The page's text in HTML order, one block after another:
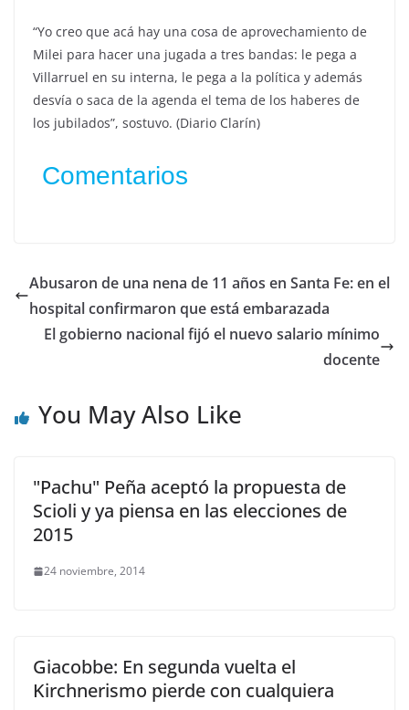
“Yo creo que acá hay una cosa de aprovechamiento de
Milei para hacer una jugada a tres bandas: le pega a
Villarruel en su interna, le pega a la política y además
desvía o saca de la agenda el tema de los haberes de
los jubilados”, sostuvo. (Diario Clarín)
Comentarios
Abusaron de una nena de 11 años en Santa Fe: en el
hospital confirmaron que está embarazada
El gobierno nacional fijó el nuevo salario mínimo
docente
You May Also Like
"Pachu" Peña aceptó la propuesta de
Scioli y ya piensa en las elecciones de
2015
24 noviembre, 2014
Giacobbe: En segunda vuelta el
Kirchnerismo pierde con cualquiera